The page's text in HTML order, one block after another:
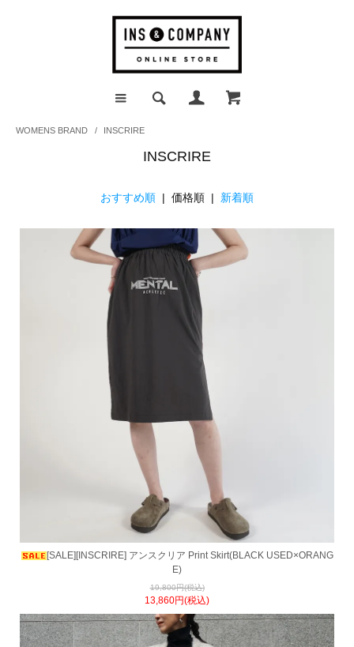
WOMENS BRAND / INSCRIRE
INSCRIRE
おすすめ順 | 価格順 | 新着順
[SALE][INSCRIRE] アンスクリア Print Skirt(BLACK USED×ORANG
E)
19,800円(税込)
13,860円(税込)